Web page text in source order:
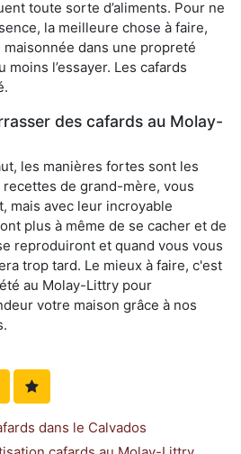
toute sorte d’aliments. Pour ne
la meilleure chose à faire,
maisonnée dans une propreté
l’essayer. Les cafards
des cafards au Molay-
les manières fortes sont les
de grand-mère, vous
mais avec leur incroyable
plus à même de se cacher et de
reproduiront et quand vous vous
trop tard. Le mieux à faire, c'est
au Molay-Littry pour
votre maison grâce à nos
dans le Calvados